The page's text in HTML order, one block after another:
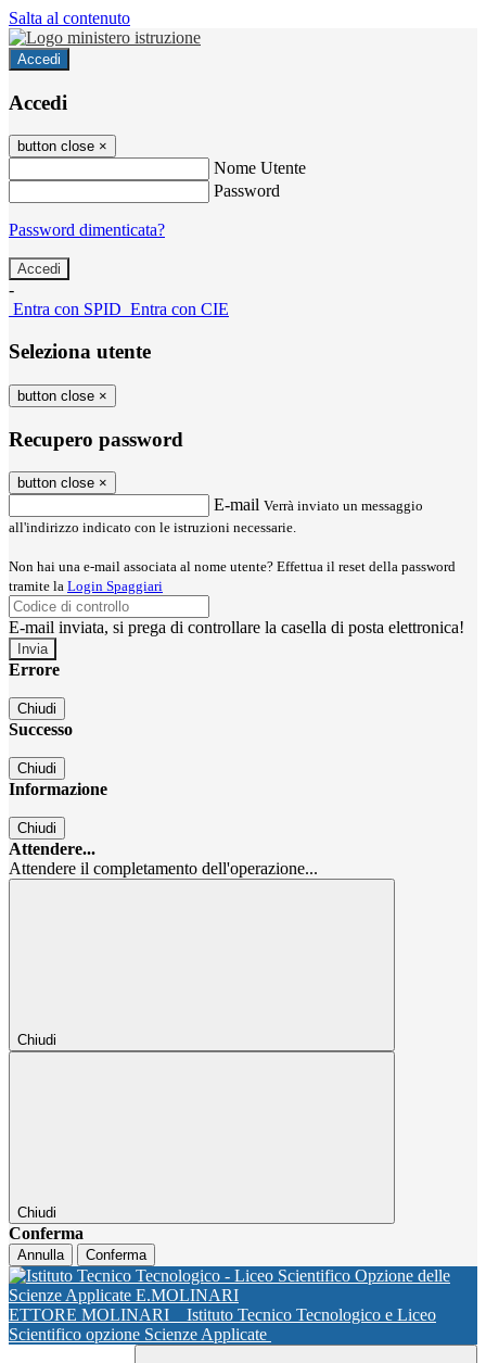
Salta al contenuto
Accedi
Accedi
button close ×
Nome Utente
Password
Password dimenticata?
-
Entra con SPID Entra con CIE
Seleziona utente
button close ×
Recupero password
button close ×
E-mail Verrà inviato un messaggio
all'indirizzo indicato con le istruzioni necessarie.
Non hai una e-mail associata al nome utente? Effettua il reset della password
tramite la Login Spaggiari
E-mail inviata, si prega di controllare la casella di posta elettronica!
Errore
Chiudi
Successo
Chiudi
Informazione
Chiudi
Attendere...
Attendere il completamento dell'operazione...
Chiudi
Chiudi
Conferma
Annulla Conferma
ETTORE MOLINARI
Istituto Tecnico Tecnologico e Liceo
Scientifico opzione Scienze Applicate